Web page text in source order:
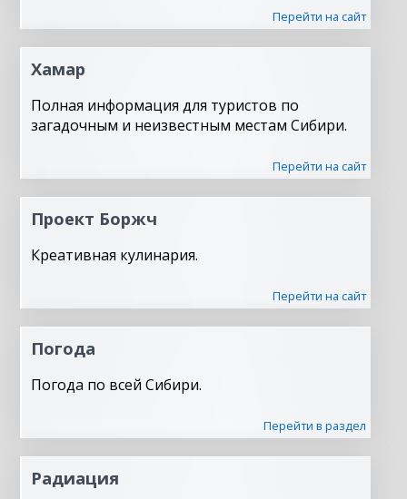
Перейти на сайт
Хамар
Полная информация для туристов по
загадочным и неизвестным местам Сибири.
Перейти на сайт
Проект Боржч
Креативная кулинария.
Перейти на сайт
Погода
Погода по всей Сибири.
Перейти в раздел
Радиация